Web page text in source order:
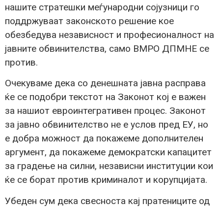
нашите стратешки меѓународни сојузници го
поддржуваат законското решение кое
обезбедува независност и професионалност на
јавните обвинителства, само ВМРО ДПМНЕ се
против.
Очекуваме дека со денешната јавна расправа
ќе се подобри текстот на Законот кој е важен
за нашиот евроинтегративен процес. Законот
за јавно обвинителство не е услов пред ЕУ, но
е добра можност да покажеме дополнителен
аргумент, да покажеме демократски капацитет
за градење на силни, независни институции кои
ќе се борат против криминалот и корупцијата.
Убеден сум дека свесноста кај пратениците од